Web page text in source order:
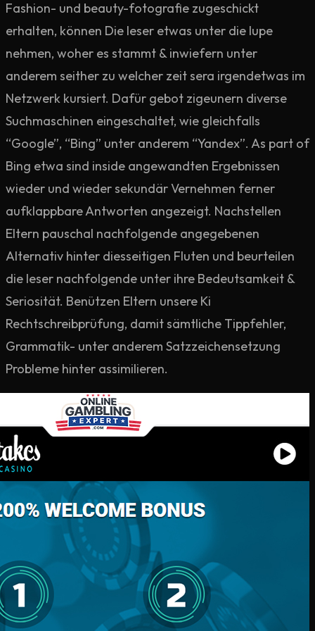
Fashion- und beauty-fotografie zugeschickt
erhalten, können Die leser etwas unter die lupe
nehmen, woher es stammt & inwiefern unter
anderem seither zu welcher zeit sera irgendetwas im
Netzwerk kursiert. Dafür gebot zigeunern diverse
Suchmaschinen eingeschaltet, wie gleichfalls
“Google”, “Bing” unter anderem “Yandex”. As part of
Bing etwa sind inside angewandten Ergebnissen
wieder und wieder sekundär Vernehmen ferner
aufklappbare Antworten angezeigt. Nachstellen
Eltern pauschal nachfolgende angegebenen
Alternativ hinter diesseitigen Fluten und beurteilen
die leser nachfolgende unter ihre Bedeutsamkeit &
Seriosität. Benützen Eltern unsere Ki
Rechtschreibprüfung, damit sämtliche Tippfehler,
Grammatik- unter anderem Satzzeichensetzung
Probleme hinter assimilieren.